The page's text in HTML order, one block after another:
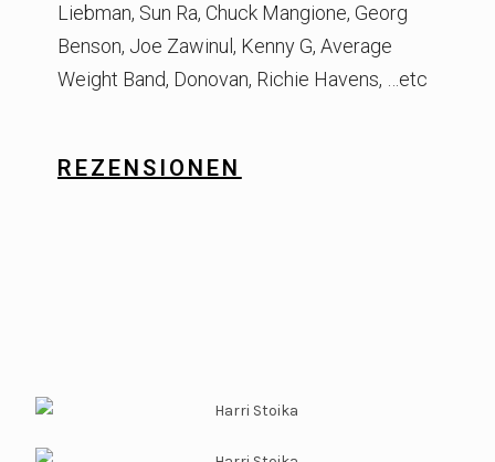
Liebman, Sun Ra, Chuck Mangione, Georg
Benson, Joe Zawinul, Kenny G, Average
Weight Band, Donovan, Richie Havens, …etc
REZENSIONEN